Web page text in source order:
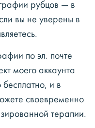
рубцов — в
вы не уверены в
по эл. почте
моего аккаунта
и в
своевременно
терапии.